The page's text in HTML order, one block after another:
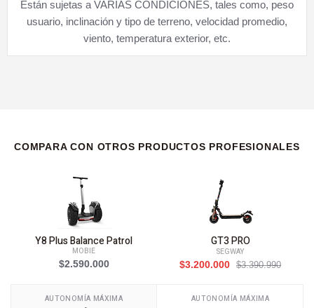
Están sujetas a VARIAS CONDICIONES, tales como, peso
usuario, inclinación y tipo de terreno, velocidad promedio,
viento, temperatura exterior, etc.
COMPARA CON OTROS PRODUCTOS PROFESIONALES
Y8 Plus Balance Patrol
MOBIE
$2.590.000
AUTONOMÍA MÁXIMA
GT3 PRO
SEGWAY
$3.200.000
$3.390.990
AUTONOMÍA MÁXIMA